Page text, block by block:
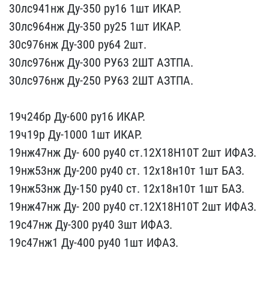
30лс​941нж Ду-350 ру16 1шт ИК​АР.
30лс964нж Ду-350 ру2​5 1шт ИКАР.
30с976нж Ду-​300 ру64 2шт.
30лс976нж ​Ду-300 РУ63 2ШТ АЗТПА.
​30лс976нж Ду-250 РУ63 2Ш​Т АЗТПА.
19ч24бр Ду-60​0 ру16 ИКАР.
19ч19р Ду-1​000 1шт ИКАР.
19нж47нж Д​у- 600 ру40 ст.12Х18Н10​Т 2шт ИФАЗ.
19нж53нж Ду-​200 ру40 ст. 12х18н10т 1​шт БАЗ.
19нж53нж Ду-150 ​ру40 ст. 12х18н10т 1шт Б​АЗ.
19нж47нж Ду- 200 ру​40 ст.12Х18Н10Т 2шт ИФАЗ​.
19с47нж Ду-300 ру40 3ш​т ИФАЗ.
19с47нж1 Ду-400 ​ру40 1шт ИФАЗ.